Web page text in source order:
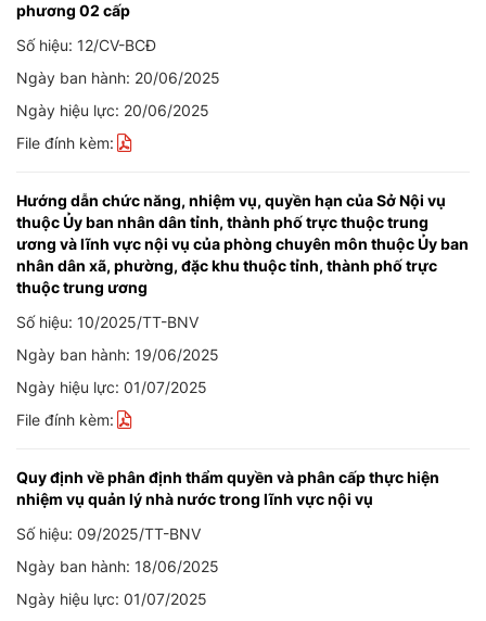
phương 02 cấp
Số hiệu: 12/CV-BCĐ
Ngày ban hành: 20/06/2025
Ngày hiệu lực: 20/06/2025
File đính kèm:
Hướng dẫn chức năng, nhiệm vụ, quyền hạn của Sở Nội vụ
thuộc Ủy ban nhân dân tỉnh, thành phố trực thuộc trung
ương và lĩnh vực nội vụ của phòng chuyên môn thuộc Ủy ban
nhân dân xã, phường, đặc khu thuộc tỉnh, thành phố trực
thuộc trung ương
Số hiệu: 10/2025/TT-BNV
Ngày ban hành: 19/06/2025
Ngày hiệu lực: 01/07/2025
File đính kèm:
Quy định về phân định thẩm quyền và phân cấp thực hiện
nhiệm vụ quản lý nhà nước trong lĩnh vực nội vụ
Số hiệu: 09/2025/TT-BNV
Ngày ban hành: 18/06/2025
Ngày hiệu lực: 01/07/2025